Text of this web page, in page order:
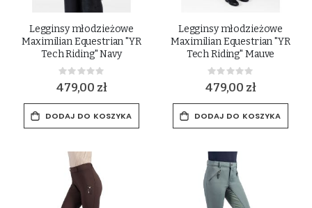
Legginsy młodzieżowe
Maximilian Equestrian "YR
Tech Riding" Navy
Rating:
0%
479,00 zł
DODAJ DO KOSZYKA
Legginsy młodzieżowe
Maximilian Equestrian "YR
Tech Riding" Mauve
Rating:
0%
479,00 zł
DODAJ DO KOSZYKA